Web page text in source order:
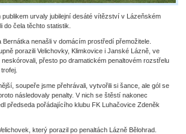
publikem urvaly jubilejní desáté vítězství v Lázeňském
do čela těchto statistik.
nenašli v domácím prostředí přemožitele.
porazili Velichovky, Klimkovice i Janské Lázně, ve
přesto po dramatickém penaltovém rozstřelu
soupeře jsme přehrávali, vytvořili si šance, ale gól se
následovaly penalty. V nich se štěstí nakonec
předseda pořádajícího klubu FK Luhačovice Zdeněk
který porazil po penaltách Lázně Bělohrad.